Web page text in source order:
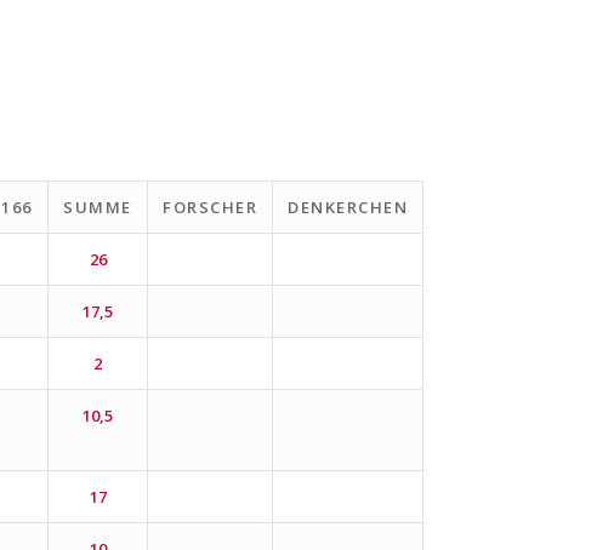
166 SUMME FORSCHER DENKERCHEN
26
17,5
2
10,5
17